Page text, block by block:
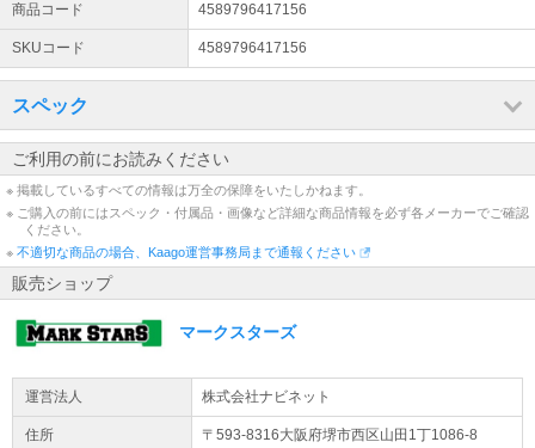
商品コード 4589796417156
SKUコード 4589796417156
スペック
ご利用の前にお読みください
※ 掲載しているすべての情報は万全の保障をいたしかねます。
※ ご購入の前にはスペック・付属品・画像など詳細な商品情報を必ず各メーカーでご確認
ください。
※ 不適切な商品の場合、Kaago運営事務局まで通報ください
販売ショップ
マークスターズ
運営法人 株式会社ナビネット
住所 〒593-8316大阪府堺市西区山田1丁1086-8